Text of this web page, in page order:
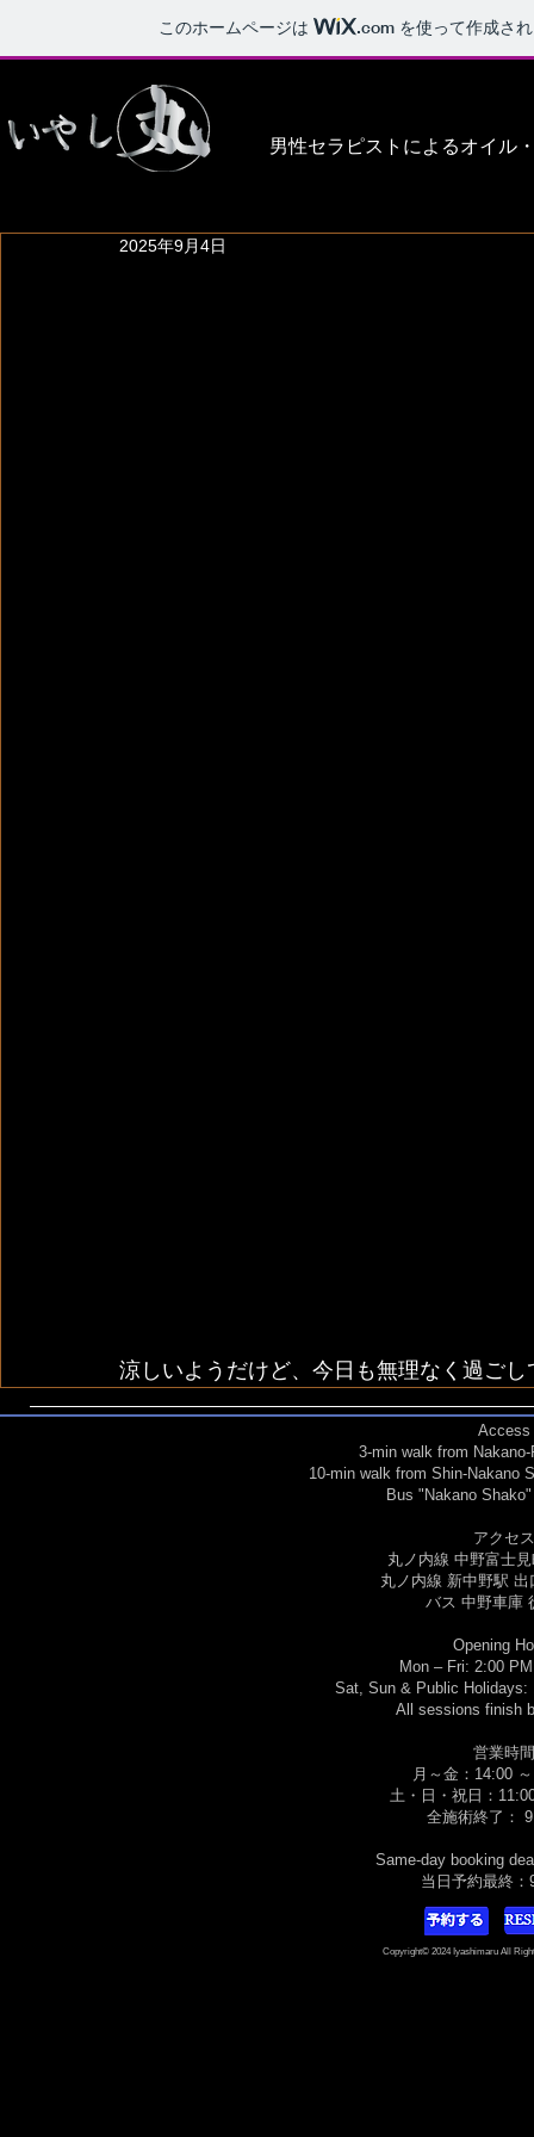
このホームページは .com を使って作成さ
男性セラピストによるオイル
2025年9月4日
涼しいようだけど、今日も無理なく過ごし
​Access
3-min walk from
10-min walk from Shin-Nakano
Bus "Nakano
アクセス
丸ノ内線 中野富士
丸ノ内線 新中野駅
バス 中野車庫
Opening
Mon – Fri: 2:00
Sat, Sun & Public Holidays:
All sessions finish
営業時間
月～金：14:00
土・日・祝日：
全施術終了：
Same-day booking
当日予約最終：
Copyright© 2024 Iyashimaru All